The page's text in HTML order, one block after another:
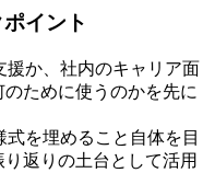
イント
か、社内のキャリア面
ために使うのかを先に
を埋めること自体を目
返りの土台として活用